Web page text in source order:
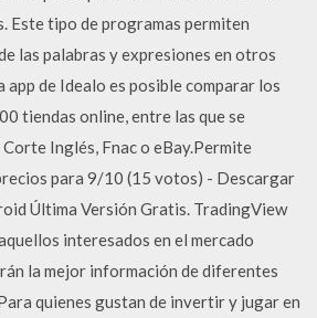
Este tipo de programas permiten
las palabras y expresiones en otros
app de Idealo es posible comparar los
tiendas online, entre las que se
Inglés, Fnac o eBay.Permite
para 9/10 (15 votos) - Descargar
Última Versión Gratis. TradingView
interesados en el mercado
la mejor información de diferentes
quienes gustan de invertir y jugar en